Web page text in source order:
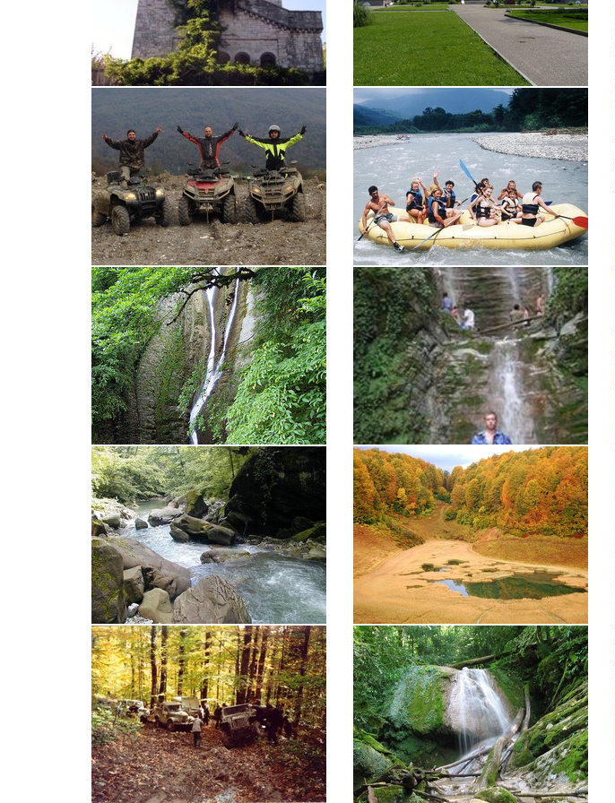
Мацеста
Квадро-туры Рафтинг
Ореховский водопад Водопад Пседах и Шапсуг
Водопады в бассейне реки Макопсе Хмелевские озера